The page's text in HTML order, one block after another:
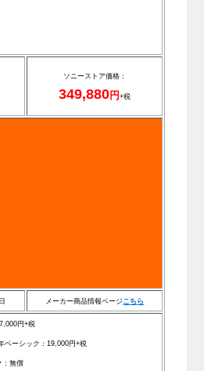
ソニーストア価格：
349,880円+税
メーカー商品情報ページこちら
円+税
ベーシック：19,000円+税
：無償